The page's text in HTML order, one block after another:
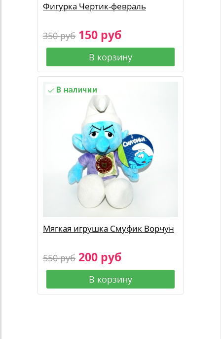
Фигурка Чертик-февраль
350 руб 150 руб
В корзину
Мягкая игрушка Смуфик Ворчун
550 руб 200 руб
В корзину